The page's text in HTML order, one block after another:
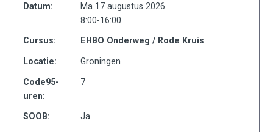
Datum:
Ma 17 augustus 2026
8:00-16:00
Cursus: EHBO Onderweg / Rode Kruis
Locatie: Groningen
Code95-
uren:
7
SOOB: Ja